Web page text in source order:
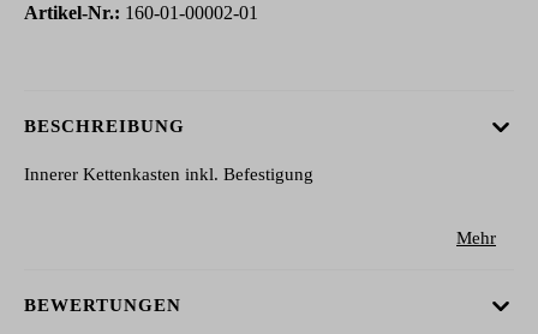
Artikel-Nr.: 160-01-00002-01
BESCHREIBUNG
Innerer Kettenkasten inkl. Befestigung
Mehr
BEWERTUNGEN